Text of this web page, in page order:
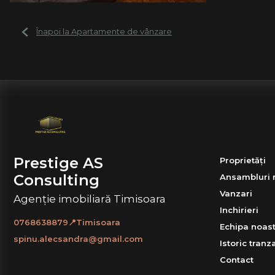
Înapoi la Apartamente de vânzare
Prestige AS
Consulting
Agenție imobiliară Timisoara
0768638879📍Timisoara
spinu.alecsandra@gmail.com
Proprietăți
Ansambluri
Vanzari
Inchirieri
Echipa
Istoric
Contact